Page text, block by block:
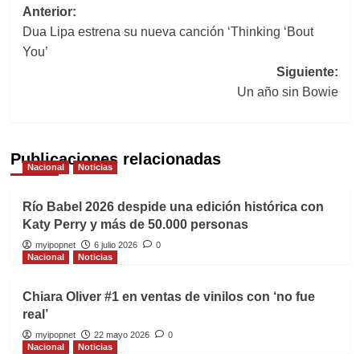
Navegación
de
Anterior:
Dua Lipa estrena su nueva canción ‘Thinking ‘Bout
You’
Siguiente:
Un año sin Bowie
Publicaciones relacionadas
Nacional Noticias
Río Babel 2026 despide una edición histórica con
Katy Perry y más de 50.000 personas
myipopnet 6 julio 2026
0
Nacional
Noticias
Chiara Oliver #1 en ventas de vinilos con ‘no fue
real’
myipopnet 22 mayo 2026
0
Nacional
Noticias